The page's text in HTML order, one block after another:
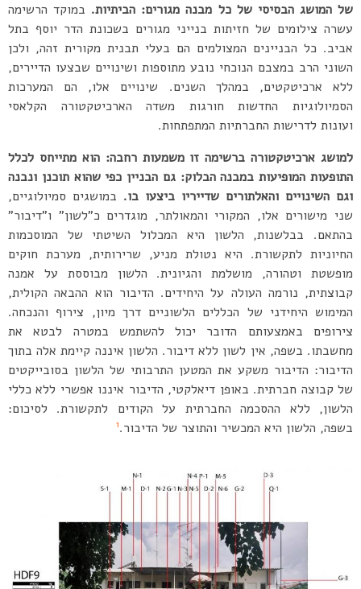
של המושג הבסיסי של כל מבנה מגורים: הביתיות. במוקד הרשימה
עשרה צילומים של חזיתות בנייני מגורים בשכונת הדר יוסף בתל
אביב. כל הבניינים המצולמים הם בעלי תבנית מקורית זהה, ולכן
השוני הרב במצבם הנוכחי נובע מתוספות ושינויים שבצעו הדיירים,
ללא ארכיטקטים, במהלך השנים. שינויים אלו, הם המערכות
הסמיולוגיות החדשות חורגות משדה הארכיטקטורה הקלאסי
ועונות לדרישות החברתיות המתפתחות.
למושג ארכיטקטורה ברשימה זו משמעות רחבה: הוא מתייחס לכלל
התופעות המופיעות במבנה הבלוק: גם הבניין כפי שהוא תוכנן ונבנה
וגם השינויים והאלתורים שדייריו ביצעו בו. במושגים סמיולוגיים,
שני מישורים אלו, המקורי והמאולתר, מוגדרים כ”לשון” ו”דיבור”
בהתאם. בבלשנות, הלשון היא המכלול השיטתי של המוסכמות
החיוניות לתקשורת. היא נטולת מניע, שרירותית, מערכת חוקים
מופשטת וטהורה, מושלמת והגיונית. הלשון מבוססת על אמנה
קבוצתית, נורמה העולה על היחידים. הדיבור הוא ההבאה הקולית,
המימוש היחידני של הכללים הלשוניים דרך מיון, צירוף והנכחה.
צירופים באמצעותם הדובר יכול להשתמש במטרה לבטא את
מחשבתו. בשפה, אין לשון ללא דיבור. הלשון איננה קיימת אלה בתוך
הדיבור: הדיבור משקע את המטען התרבותי של הלשון בסובייקטים
של קבוצה חברתית. באופן דיאלקטי, הדיבור איננו אפשרי ללא כללי
הלשון, ללא ההסכמה החברתית על הקודים לתקשורת. לסיכום:
בשפה, הלשון היא המכשיר והתוצר של הדיבור.1